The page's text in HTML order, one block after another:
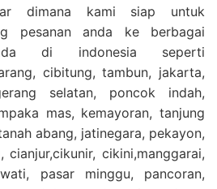
dimana kami siap untuk
pesanan anda ke berbagai
di indonesia seperti
cibitung, tambun, jakarta,
selatan, poncok indah,
mas, kemayoran, tanjung
abang, jatinegara, pekayon,
cianjur,cikunir, cikini,manggarai,
pasar minggu, pancoran,